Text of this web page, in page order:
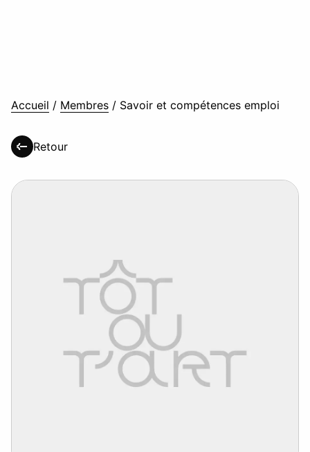
Accueil / Membres / Savoir et compétences emploi
Retour